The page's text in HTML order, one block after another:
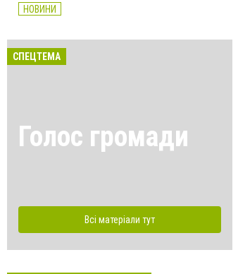
НОВИНИ
СПЕЦТЕМА
Голос громади
Всі матеріали тут